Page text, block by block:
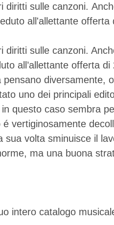
sulle canzoni.
all'allettante
sulle canzoni.
all’allettante offerta
uno dei principali
questo caso sembra
vertiginosamente
volta sminuisce il
ma una buona